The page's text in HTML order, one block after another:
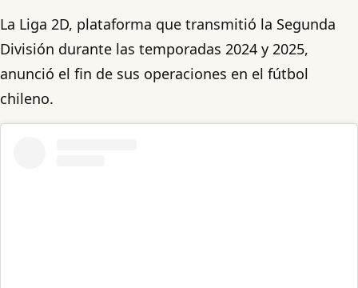
La Liga 2D, plataforma que transmitió la Segunda
División durante las temporadas 2024 y 2025,
anunció el fin de sus operaciones en el fútbol
chileno.